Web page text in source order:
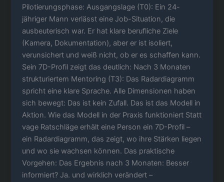
Pilotierungsphase: Ausgangslage (T0): Ein 24-
jähriger Mann verlässt eine Job-Situation, die
ausbeuterisch war. Er hat klare berufliche Ziele
(Kamera, Dokumentation), aber er ist isoliert,
verunsichert und weiß nicht, ob er es schaffen kann.
Sein 7D-Profil zeigt das deutlich: Nach 3 Monaten
strukturiertem Mentoring (T3): Das Radardiagramm
spricht eine klare Sprache. Alle Dimensionen haben
sich bewegt: Das ist kein Zufall. Das ist das Modell in
Aktion. Wie das Modell in der Praxis funktioniert Statt
vage Ratschläge erhält eine Person ein 7D-Profil –
ein Radardiagramm, das zeigt, wo ihre Stärken liegen
und wo sie wachsen können. Das praktische
Vorgehen: Das Ergebnis nach 3 Monaten: Besser
informiert? Ja. und wirklich verändert –